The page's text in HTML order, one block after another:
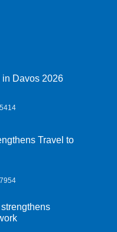
in Davos 2026
5414
Travel to
7954